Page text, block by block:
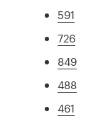
591
726
849
488
461